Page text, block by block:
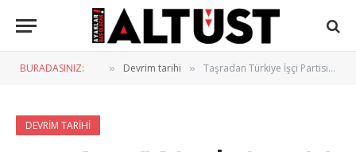
BURADASINIZ: » Devrim tarihi » Taşradan Türkiye İşçi Partisi Hatıraları – Behçet Çelik
DEVRIM TARIHI